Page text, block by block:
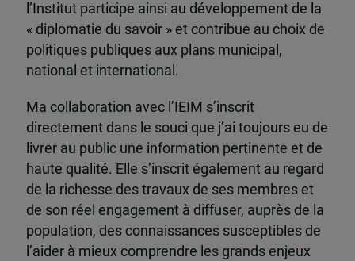
l’Institut participe ainsi au développement de la
« diplomatie du savoir » et contribue au choix de
politiques publiques aux plans municipal,
national et international.
Ma collaboration avec l’IEIM s’inscrit
directement dans le souci que j’ai toujours eu de
livrer au public une information pertinente et de
haute qualité. Elle s’inscrit également au regard
de la richesse des travaux de ses membres et
de son réel engagement à diffuser, auprès de la
population, des connaissances susceptibles de
l’aider à mieux comprendre les grands enjeux